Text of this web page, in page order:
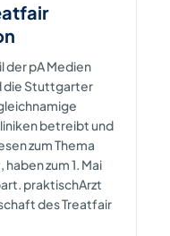
der pA Medien
die Stuttgarter
betreibt und
zum Thema
zum 1. Mai
praktischArzt
des Treatfair